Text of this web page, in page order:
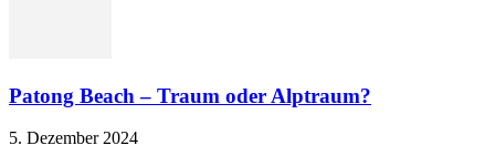
Patong Beach – Traum oder Alptraum?
5. Dezember 2024